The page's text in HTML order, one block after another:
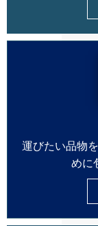
運びたい品物
めに